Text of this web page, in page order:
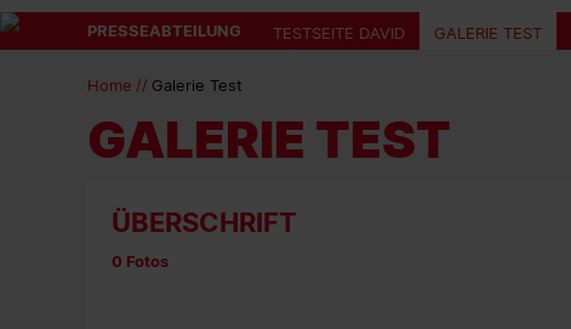
PRESSEABTEILUNG TESTSEITE DAVID GALERIE TEST
Home Galerie Test
GALERIE TEST
ÜBERSCHRIFT
0 Fotos